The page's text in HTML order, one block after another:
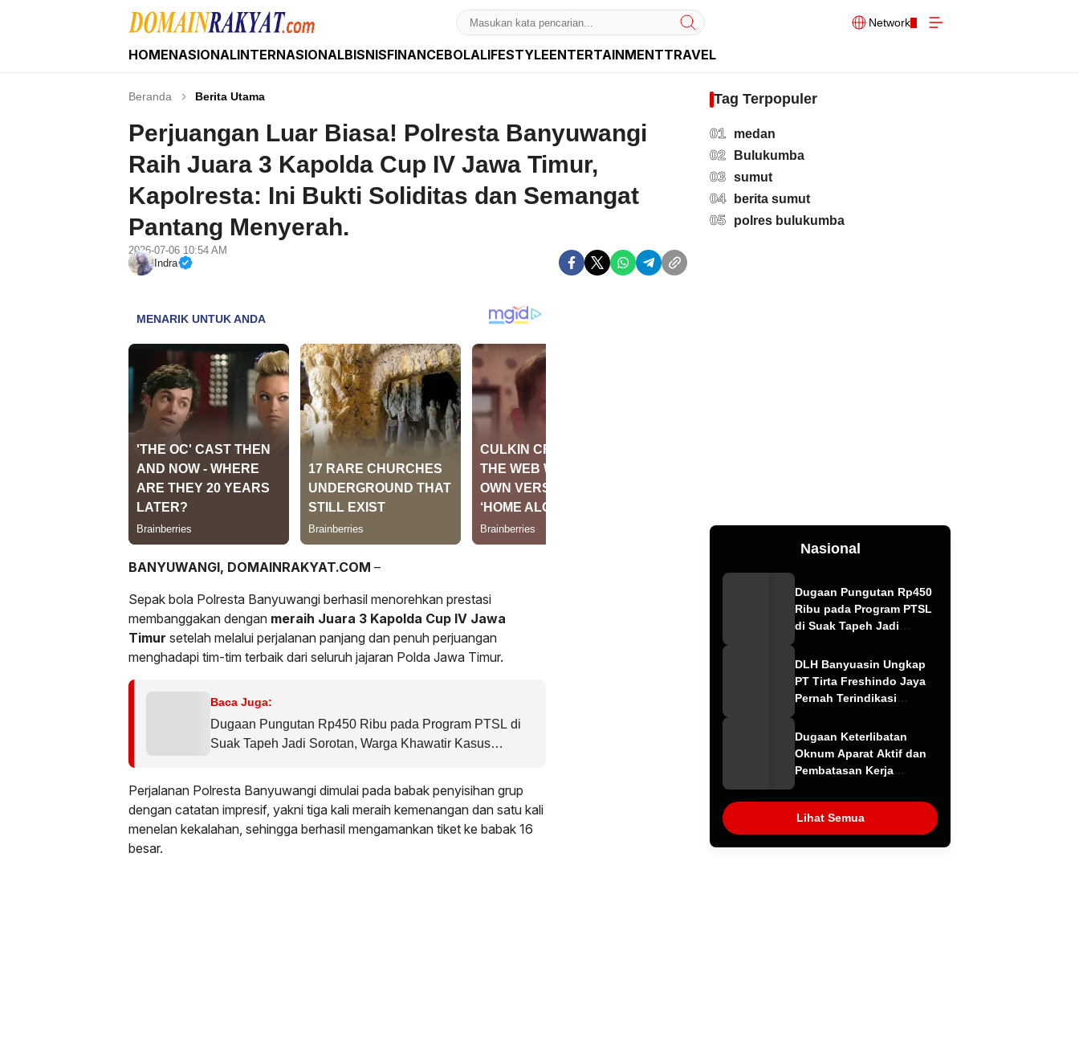
Domain Rakyat
Berita Hari Ini Terkini dan Terbaru Indonesia dan Internasional
Network
HOMENASIONALINTERNASIONALBISNISFINANCEBOLALIFESTYLEENTERTAINMENTTRAVEL
Beranda Berita Utama
Perjuangan Luar Biasa! Polresta Banyuwangi
Raih Juara 3 Kapolda Cup IV Jawa Timur,
Kapolresta: Ini Bukti Soliditas dan Semangat
Pantang Menyerah.
2026-07-06 10:54 AM
Indra
BANYUWANGI, DOMAINRAKYAT.COM –
Sepak bola Polresta Banyuwangi berhasil menorehkan prestasi
membanggakan dengan meraih Juara 3 Kapolda Cup IV Jawa
Timur setelah melalui perjalanan panjang dan penuh perjuangan
menghadapi tim-tim terbaik dari seluruh jajaran Polda Jawa Timur.
Baca Juga:
Dugaan Pungutan Rp450 Ribu pada Program PTSL di
Suak Tapeh Jadi Sorotan, Warga Khawatir Kasus
Perjalanan Polresta Banyuwangi dimulai pada babak penyisihan grup
dengan catatan impresif, yakni tiga kali meraih kemenangan dan satu kali
menelan kekalahan, sehingga berhasil mengamankan tiket ke babak 16
besar.
Tag Terpopuler
01 medan
02 Bulukumba
03 sumut
04 berita sumut
05 polres bulukumba
Nasional
Dugaan Pungutan Rp450
Ribu pada Program PTSL
di Suak Tapeh Jadi
Kasus Sembawa Terulang
DLH Banyuasin Ungkap
PT Tirta Freshindo Jaya
Pernah Terindikasi
Dugaan Limbah Kembali
Diselidiki
Dugaan Keterlibatan
Oknum Aparat Aktif dan
Pembatasan Kerja
Perusahaan Jadi Sorotan
dalam Kasus Dugaan
Pencemaran Limbah PT
Lihat Semua